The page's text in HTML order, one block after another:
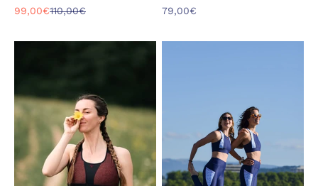
Prix de vente
99,00€Prix normal
110,00€
Prix de vente
79,00€